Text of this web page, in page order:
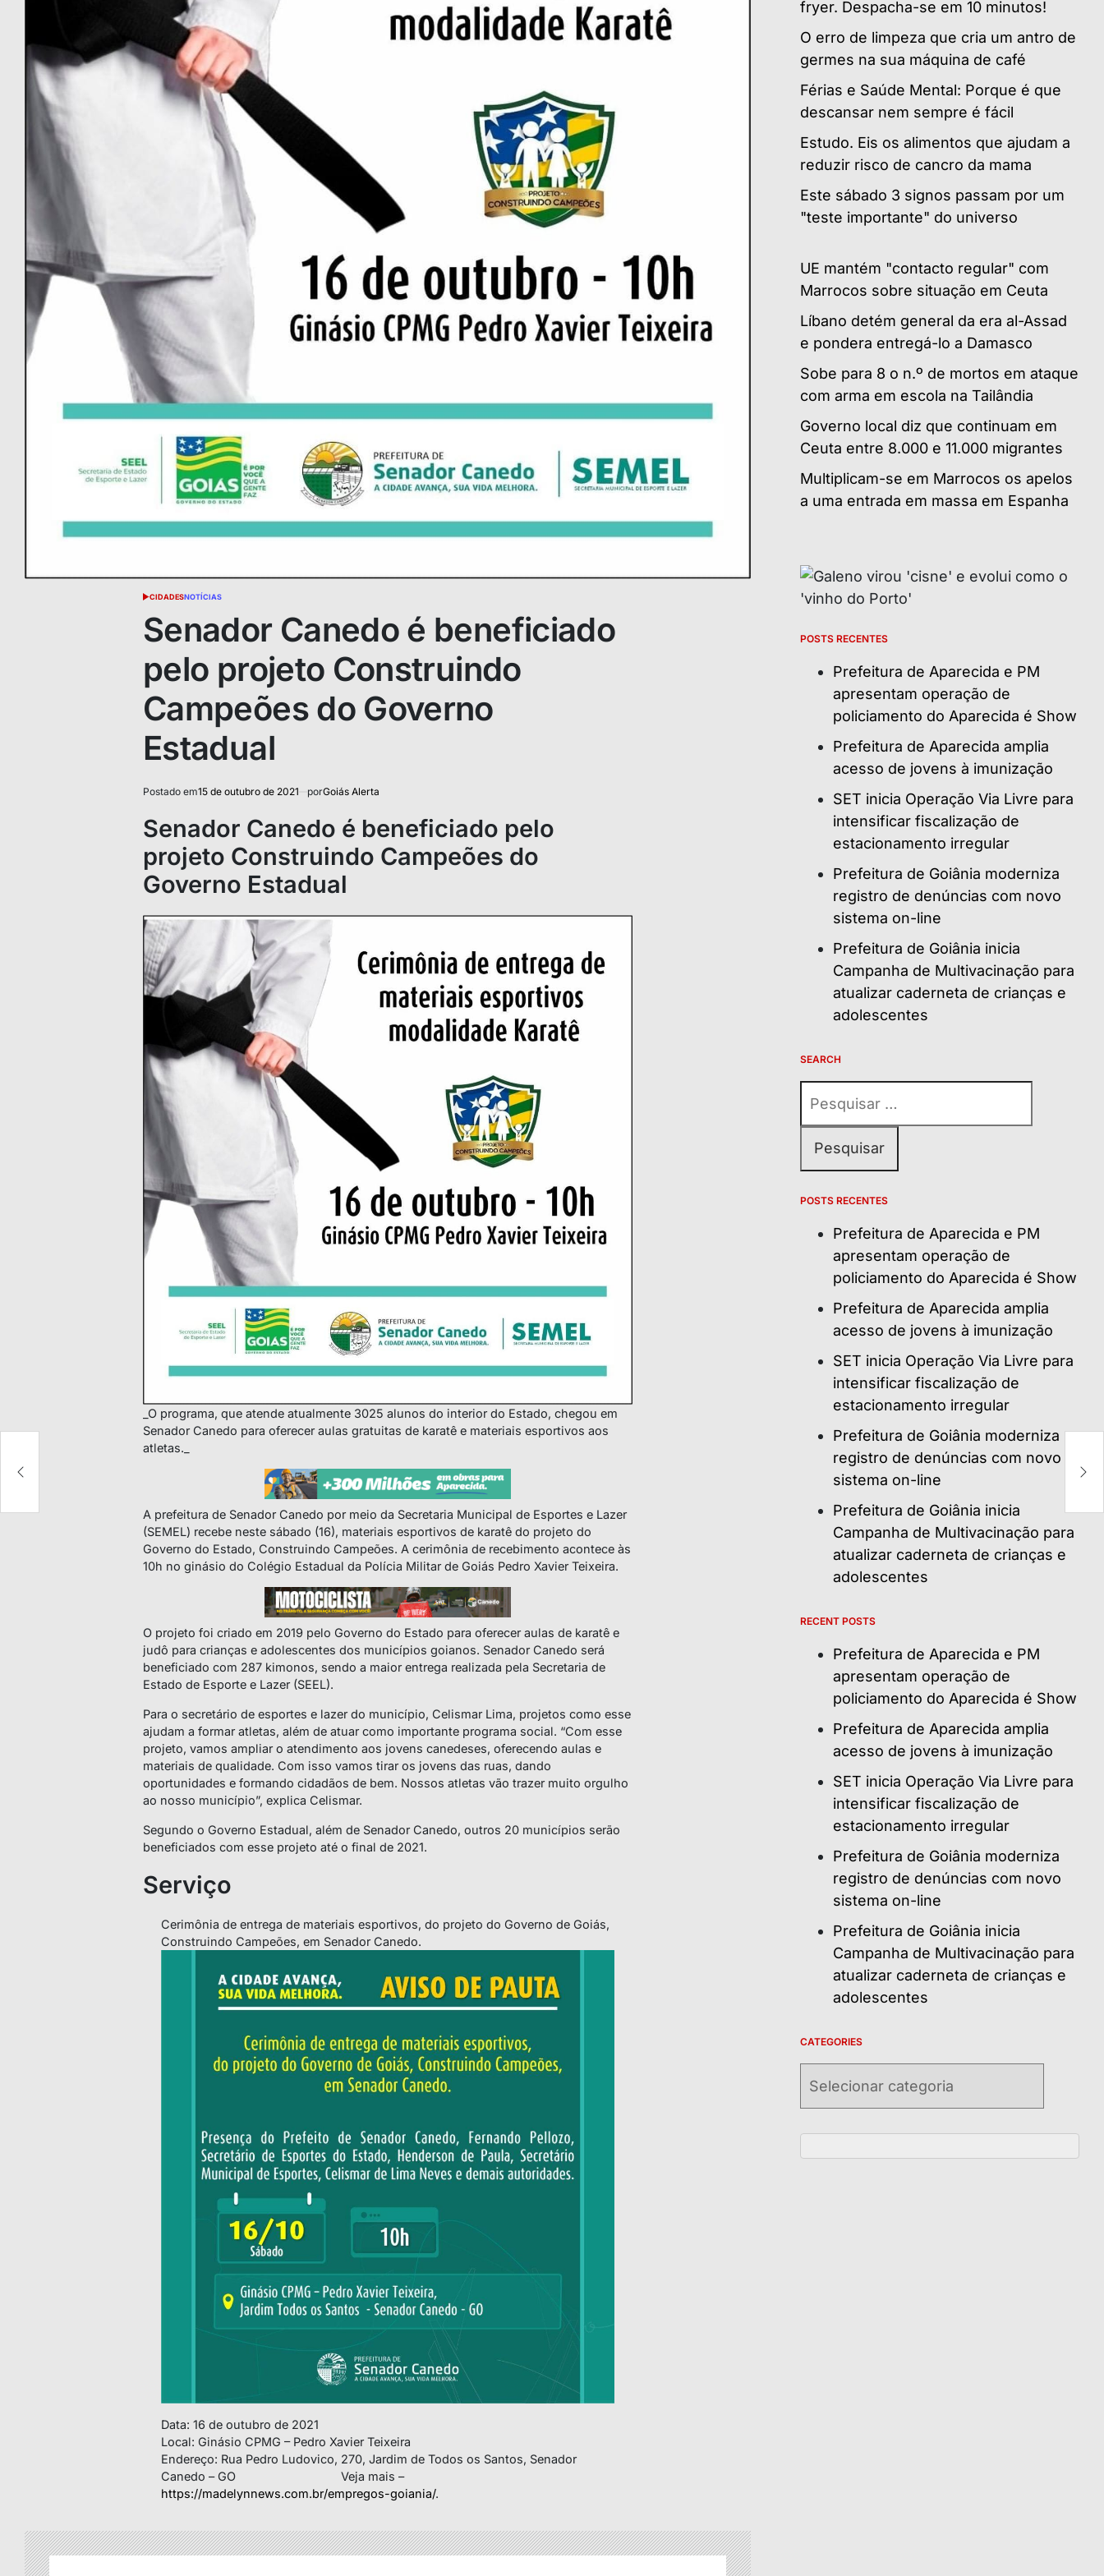
POSTED
CIDADESNOTÍCIAS
Senador Canedo é beneficiado
pelo projeto Construindo
Campeões do Governo
Estadual
Postado em15 de outubro de 2021 porGoiás Alerta
Senador Canedo é beneficiado pelo
projeto Construindo Campeões do
Governo Estadual
_O programa, que atende atualmente 3025 alunos do interior do Estado, chegou em
Senador Canedo para oferecer aulas gratuitas de karatê e materiais esportivos aos
atletas._
A prefeitura de Senador Canedo por meio da Secretaria Municipal de Esportes e Lazer
(SEMEL) recebe neste sábado (16), materiais esportivos de karatê do projeto do
Governo do Estado, Construindo Campeões. A cerimônia de recebimento acontece às
10h no ginásio do Colégio Estadual da Polícia Militar de Goiás Pedro Xavier Teixeira.
O projeto foi criado em 2019 pelo Governo do Estado para oferecer aulas de karatê e
judô para crianças e adolescentes dos municípios goianos. Senador Canedo será
beneficiado com 287 kimonos, sendo a maior entrega realizada pela Secretaria de
Estado de Esporte e Lazer (SEEL).
Para o secretário de esportes e lazer do município, Celismar Lima, projetos como esse
ajudam a formar atletas, além de atuar como importante programa social. “Com esse
projeto, vamos ampliar o atendimento aos jovens canedeses, oferecendo aulas e
materiais de qualidade. Com isso vamos tirar os jovens das ruas, dando
oportunidades e formando cidadãos de bem. Nossos atletas vão trazer muito orgulho
ao nosso município”, explica Celismar.
Segundo o Governo Estadual, além de Senador Canedo, outros 20 municípios serão
beneficiados com esse projeto até o final de 2021.
Serviço
Cerimônia de entrega de materiais esportivos, do projeto do Governo de Goiás,
Construindo Campeões, em Senador Canedo.
Data: 16 de outubro de 2021
Local: Ginásio CPMG – Pedro Xavier Teixeira
Endereço: Rua Pedro Ludovico, 270, Jardim de Todos os Santos, Senador
Canedo – GO Veja mais –
https://madelynnews.com.br/empregos-goiania/.
fryer. Despacha-se em 10 minutos!
O erro de limpeza que cria um antro de
germes na sua máquina de café
Férias e Saúde Mental: Porque é que
descansar nem sempre é fácil
Estudo. Eis os alimentos que ajudam a
reduzir risco de cancro da mama
Este sábado 3 signos passam por um
"teste importante" do universo
UE mantém "contacto regular" com
Marrocos sobre situação em Ceuta
Líbano detém general da era al-Assad
e pondera entregá-lo a Damasco
Sobe para 8 o n.º de mortos em ataque
com arma em escola na Tailândia
Governo local diz que continuam em
Ceuta entre 8.000 e 11.000 migrantes
Multiplicam-se em Marrocos os apelos
a uma entrada em massa em Espanha
POSTS RECENTES
Prefeitura de Aparecida e PM
apresentam operação de
policiamento do Aparecida é Show
Prefeitura de Aparecida amplia
acesso de jovens à imunização
SET inicia Operação Via Livre para
intensificar fiscalização de
estacionamento irregular
Prefeitura de Goiânia moderniza
registro de denúncias com novo
sistema on-line
Prefeitura de Goiânia inicia
Campanha de Multivacinação para
atualizar caderneta de crianças e
adolescentes
SEARCH
por:
POSTS RECENTES
Prefeitura de Aparecida e PM
apresentam operação de
policiamento do Aparecida é Show
Prefeitura de Aparecida amplia
acesso de jovens à imunização
SET inicia Operação Via Livre para
intensificar fiscalização de
estacionamento irregular
Prefeitura de Goiânia moderniza
registro de denúncias com novo
sistema on-line
Prefeitura de Goiânia inicia
Campanha de Multivacinação para
atualizar caderneta de crianças e
adolescentes
RECENT POSTS
Prefeitura de Aparecida e PM
apresentam operação de
policiamento do Aparecida é Show
Prefeitura de Aparecida amplia
acesso de jovens à imunização
SET inicia Operação Via Livre para
intensificar fiscalização de
estacionamento irregular
Prefeitura de Goiânia moderniza
registro de denúncias com novo
sistema on-line
Prefeitura de Goiânia inicia
Campanha de Multivacinação para
atualizar caderneta de crianças e
adolescentes
CATEGORIES